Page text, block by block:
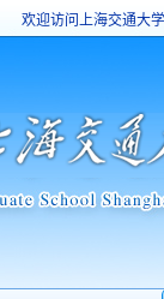
欢迎访问上海交通大